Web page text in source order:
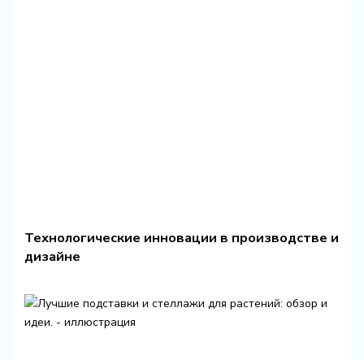
Технологические инновации в производстве и
дизайне